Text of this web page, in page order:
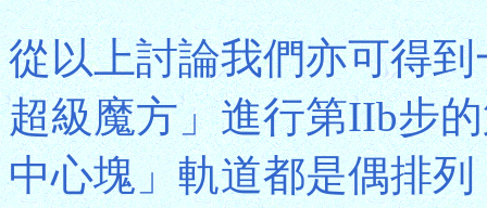
從以上討論我們亦可得
超級魔方」進行第IIb步
中心塊」軌道都是偶排